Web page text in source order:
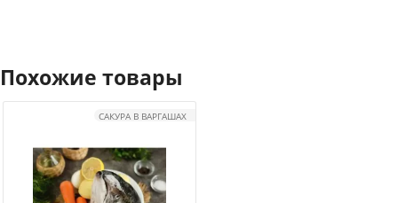
Похожие товары
САКУРА В ВАРГАШАХ